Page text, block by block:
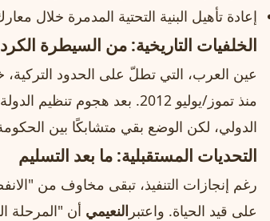
إعادة تأهيل البنية التحتية المدمرة خلال معارك 2014-
الخلفيات التاريخية: من السيطرة
عين العرب، التي تطلّ على الحدود
الدولي، لكن الوضع بقي متشابكًا بين
التحديات المستقبلية: ما بعد التسليم
رغم إنجازات التنفيذ، تبقى مخاوف من
على قيد الحياة. واعتبر النعيمي أن "المرحلة